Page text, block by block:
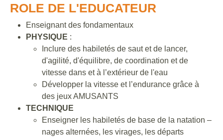
ROLE DE L'EDUCATEUR
Enseignant des fondamentaux
PHYSIQUE :
Inclure des habiletés de saut et de lancer,
d'agilité, d'équilibre, de coordination et de
vitesse dans et à l’extérieur de l'eau
Développer la vitesse et l’endurance grâce à
des jeux AMUSANTS
TECHNIQUE
Enseigner les habiletés de base de la natation –
nages alternées, les virages, les départs